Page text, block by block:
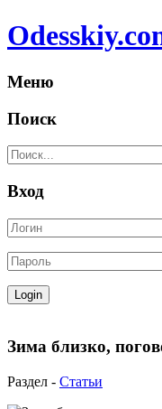
Меню
Поиск
Вход
Зима близко,
Раздел - Статьи